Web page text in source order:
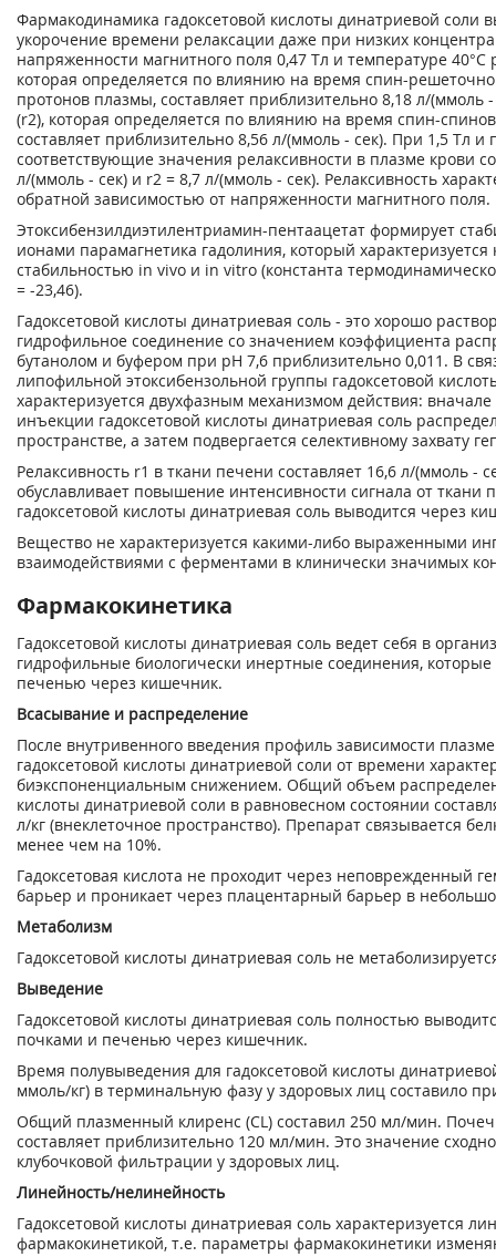
Фармакодинамика гадоксетовой кислоты динатриевой соли
укорочение времени релаксации даже при низких
напряженности магнитного поля 0,47 Тл и температуре 40°С
которая определяется по влиянию на время спин-
протонов плазмы, составляет приблизительно 8,18 л/(ммоль -
(r2), которая определяется по влиянию на время спин-
составляет приблизительно 8,56 л/(ммоль - сек). При 1,5 Тл и
соответствующие значения релаксивности в плазме крови
л/(ммоль - сек) и r2 = 8,7 л/(ммоль - сек). Релаксивность
обратной зависимостью от напряженности магнитного поля.
Этоксибензилдиэтилентриамин-пентаацетат формирует
ионами парамагнетика гадолиния, который
стабильностью in vivo и in vitro (константа
= -23,46).
Гадоксетовой кислоты динатриевая соль - это хорошо
гидрофильное соединение со значением коэффициента
бутанолом и буфером при pH 7,6 приблизительно 0,011. В
липофильной этоксибензольной группы гадоксетовой
характеризуется двухфазным механизмом действия:
инъекции гадоксетовой кислоты динатриевая соль
пространстве, а затем подвергается селективному захвату
Релаксивность r1 в ткани печени составляет 16,6 л/(ммоль -
обуславливает повышение интенсивности сигнала от ткани
гадоксетовой кислоты динатриевая соль выводится через
Вещество не характеризуется какими-либо выраженными
взаимодействиями с ферментами в клинически значимых
Фармакокинетика
Гадоксетовой кислоты динатриевая соль ведет себя в
гидрофильные биологически инертные соединения,
печенью через кишечник.
Всасывание и распределение
После внутривенного введения профиль зависимости
гадоксетовой кислоты динатриевой соли от времени
биэкспоненциальным снижением. Общий объем
кислоты динатриевой соли в равновесном состоянии
л/кг (внеклеточное пространство). Препарат связывается
менее чем на 10%.
Гадоксетовая кислота не проходит через неповрежденный
барьер и проникает через плацентарный барьер в
Метаболизм
Гадоксетовой кислоты динатриевая соль не
Выведение
Гадоксетовой кислоты динатриевая соль полностью
почками и печенью через кишечник.
Время полувыведения для гадоксетовой кислоты
ммоль/кг) в терминальную фазу у здоровых лиц составило
Общий плазменный клиренс (CL) составил 250 мл/мин.
составляет приблизительно 120 мл/мин. Это значение
клубочковой фильтрации у здоровых лиц.
Линейность/нелинейность
Гадоксетовой кислоты динатриевая соль характеризуется
фармакокинетикой, т.е. параметры фармакокинетики